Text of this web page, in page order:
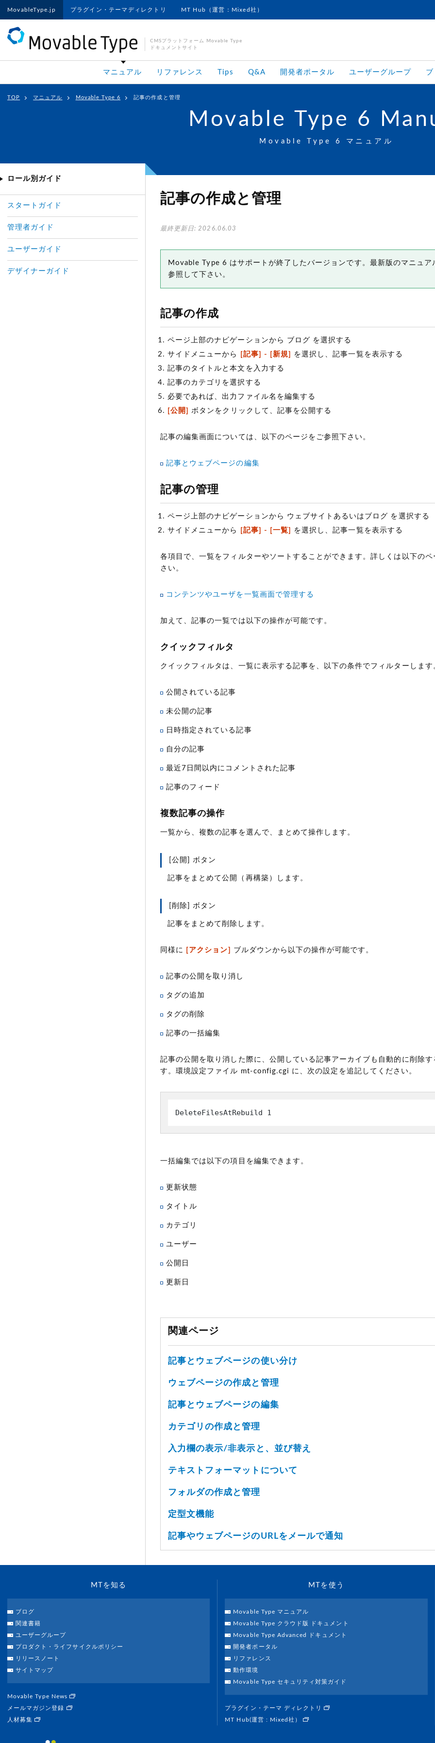
MovableType.jp プラグイン・テーマディレクトリ MT Hub（運営：Mixed社）
CMSプラットフォーム Movable Type
ドキュメントサイト
マニュアル リファレンス Tips Q&A 開発者ポータル ユーザーグループ ブ
TOP マニュアル Movable Type 6 記事の作成と管理
Movable Type 6
Movable Type 6 マニュアル
記事の作成と管理
最終更新日: 2026.06.03
Movable Type 6 はサポートが終了したバージョンです。最新版のマニュア
参照して下さい。
記事の作成
ページ上部のナビゲーションから ブログ を選択する
サイドメニューから
[記事] - [新規]
を選択し、記事一覧を表示する
記事のタイトルと本文を入力する
記事のカテゴリを選択する
必要であれば、出力ファイル名を編集する
[公開] ボタンをクリックして、記事を公開する
記事の編集画面については、以下のページをご参照下さい。
記事とウェブページの編集
記事の管理
ページ上部のナビゲーションから ウェブサイトあるいはブログ を選択する
サイドメニューから
[記事] - [一覧] を選択し、記事一覧を表示する
各項目で、一覧をフィルターやソートすることができます。詳しくは以下のペ
さい。
コンテンツやユーザを一覧画面で管理する
加えて、記事の一覧では以下の操作が可能です。
クイックフィルタ
クイックフィルタは、一覧に表示する記事を、以下の条件でフィルターします
公開されている記事
未公開の記事
日時指定されている記事
自分の記事
最近7日間以内にコメントされた記事
記事のフィード
複数記事の操作
一覧から、複数の記事を選んで、まとめて操作します。
[公開] ボタン
記事をまとめて公開（再構築）します。
[削除] ボタン
記事をまとめて削除します。
同様に [アクション] ブルダウンから以下の操作が可能です。
記事の公開を取り消し
タグの追加
タグの削除
記事の一括編集
記事の公開を取り消した際に、公開している記事アーカイブも自動的に削除す
す。環境設定ファイル mt-config.cgi に、次の設定を追記してください。
DeleteFilesAtRebuild 1
一括編集では以下の項目を編集できます。
更新状態
タイトル
カテゴリ
ユーザー
公開日
更新日
関連ページ
記事とウェブページの使い分け
ウェブページの作成と管理
記事とウェブページの編集
カテゴリの作成と管理
入力欄の表示/非表示と、並び替え
テキストフォーマットについて
フォルダの作成と管理
定型文機能
記事やウェブページのURLをメールで通知
ロール別ガイド
スタートガイド
管理者ガイド
ユーザーガイド
デザイナーガイド
MTを知る
ブログ
関連書籍
ユーザーグループ
プロダクト・ライフサイクルポリシー
リリースノート
サイトマップ
Movable Type News
メールマガジン登録
人材募集
MTを使う
Movable Type マニュアル
Movable Type クラウド版 ドキュメント
Movable Type Advanced ドキュメント
開発者ポータル
リファレンス
動作環境
Movable Type セキュリティ対策ガイド
プラグイン・テーマ ディレクトリ
MT Hub(運営 : Mixed社）